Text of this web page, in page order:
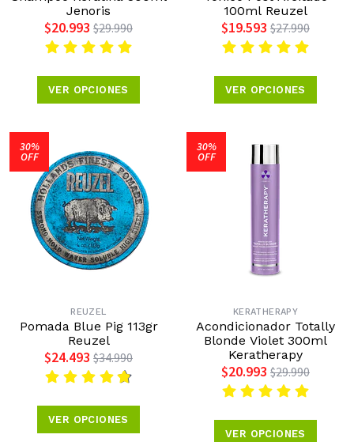
Jenoris
$20.993 $29.990
VER OPCIONES
100ml Reuzel
$19.593 $27.990
VER OPCIONES
30%
OFF
REUZEL
Pomada Blue Pig 113gr
Reuzel
$24.493 $34.990
VER OPCIONES
30%
OFF
KERATHERAPY
Acondicionador Totally
Blonde Violet 300ml
Keratherapy
$20.993 $29.990
VER OPCIONES